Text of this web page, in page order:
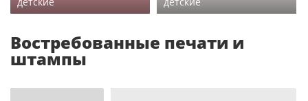
Востребованные печати и
штампы